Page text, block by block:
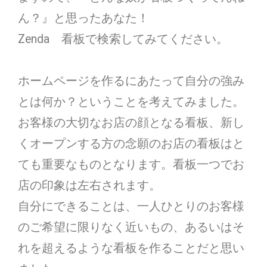
ん？』と思ったあなた！
Zenda 看板で検索してみてください。
ホームページを作るにあたって自分の強み
とは何か？ということを考えてみました。
お客様の大切なお店の顔となる看板、新し
くオープンする方の念願のお店の看板はと
ても重要なものとなります。看板一つでお
店の印象は左右されます。
自分にできることは、一人ひとりのお客様
のご希望に限りなく近いもの、あるいはそ
れを超えるような看板を作ることだと思い